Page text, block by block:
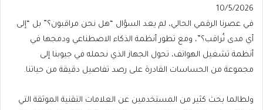
Published
On
10/5/2026
10/5/2026
في عصرنا الرقمي الحالي، لم يعد السؤال “هل نحن مراقبون؟” بل “إلى
أي مدى نُراقب؟”، ومع تطور أنظمة الذكاء الاصطناعي ودمجها في
أنظمة تشغيل الهواتف، تحول الجهاز الذي نحمله في جيوبنا إلى
مجموعة من الحساسات القادرة على رصد تفاصيل دقيقة من حياتنا.
ولطالما بحث كثير من المستخدمين عن العلامات التقنية الموثقة التي